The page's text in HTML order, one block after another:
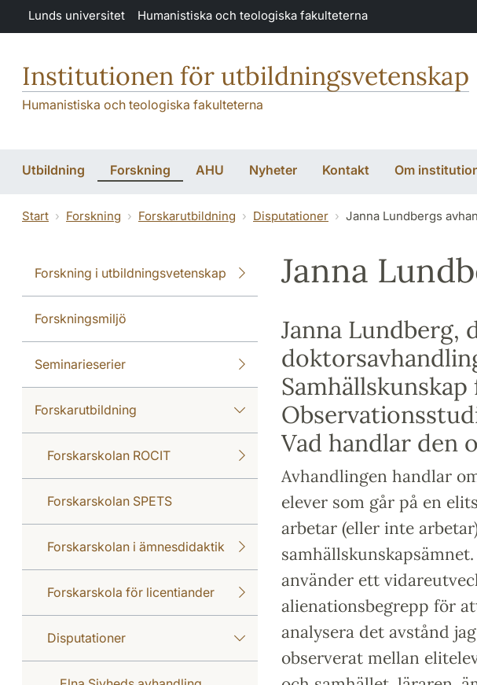
Hoppa till huvudinnehåll
Lunds universitet Humanistiska och teologiska fakulteterna
Institutionen för utbildningsvetenskap
Humanistiska och teologiska fakulteterna
Utbildning Forskning AHU Nyheter Kontakt Om
Start Forskning Forskarutbildning Disputationer Janna Lundbergs
Forskning i utbildningsvetenskap
Forskningsmiljö
Seminarieserier
Forskarutbildning
Forskarskolan ROCIT
Forskarskolan SPETS
Forskarskolan i ämnesdidaktik
Forskarskola för licentiander
Disputationer
Janna
Janna Lundberg,
Vad handlar den
Avhandlingen handlar
elever som går på en
arbetar (eller inte
samhällskunskapsämnet.
använder ett
alienationsbegrepp för
analysera det avstånd jag
observerat mellan